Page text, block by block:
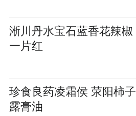
淅川丹水宝石蓝香花辣椒
一片红
珍食良药凌霜侯 荥阳柿子
露膏油